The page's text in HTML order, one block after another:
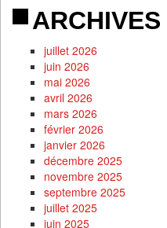
ARCHIVES
juillet 2026
juin 2026
mai 2026
avril 2026
mars 2026
février 2026
janvier 2026
décembre 2025
novembre 2025
septembre 2025
juillet 2025
juin 2025